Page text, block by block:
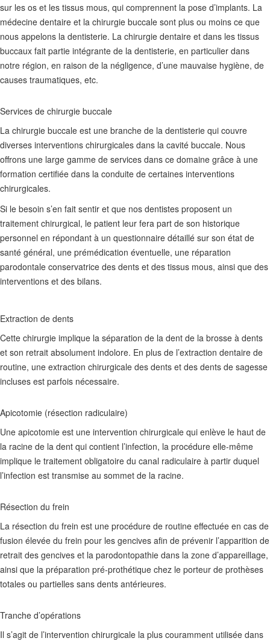
sur les os et les tissus mous, qui comprennent la pose d’implants. La
médecine dentaire et la chirurgie buccale sont plus ou moins ce que
nous appelons la dentisterie. La chirurgie dentaire et dans les tissus
buccaux fait partie intégrante de la dentisterie, en particulier dans
notre région, en raison de la négligence, d’une mauvaise hygiène, de
causes traumatiques, etc.
Services de chirurgie buccale
La chirurgie buccale est une branche de la dentisterie qui couvre
diverses interventions chirurgicales dans la cavité buccale. Nous
offrons une large gamme de services dans ce domaine grâce à une
formation certifiée dans la conduite de certaines interventions
chirurgicales.
Si le besoin s’en fait sentir et que nos dentistes proposent un
traitement chirurgical, le patient leur fera part de son historique
personnel en répondant à un questionnaire détaillé sur son état de
santé général, une prémédication éventuelle, une réparation
parodontale conservatrice des dents et des tissus mous, ainsi que des
interventions et des bilans.
Extraction de dents
Cette chirurgie implique la séparation de la dent de la brosse à dents
et son retrait absolument indolore. En plus de l’extraction dentaire de
routine, une extraction chirurgicale des dents et des dents de sagesse
incluses est parfois nécessaire.
Apicotomie (résection radiculaire)
Une apicotomie est une intervention chirurgicale qui enlève le haut de
la racine de la dent qui contient l’infection, la procédure elle-même
implique le traitement obligatoire du canal radiculaire à partir duquel
l’infection est transmise au sommet de la racine.
Résection du frein
La résection du frein est une procédure de routine effectuée en cas de
fusion élevée du frein pour les gencives afin de prévenir l’apparition de
retrait des gencives et la parodontopathie dans la zone d’appareillage,
ainsi que la préparation pré-prothétique chez le porteur de prothèses
totales ou partielles sans dents antérieures.
Tranche d’opérations
Il s’agit de l’intervention chirurgicale la plus couramment utilisée dans